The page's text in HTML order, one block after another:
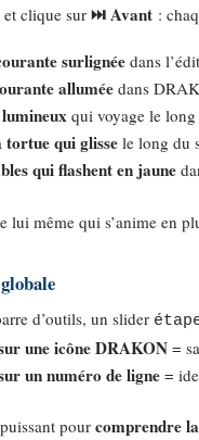
et clique sur⏭ Avant :
surlignéedans
allumée dans
qui voyage le
tortue qui glisse le long du
qui flashent en jaune
lui même qui s’anime en
d’outils, un slider
une icône DRAKON =
un numéro de ligne=
pourcomprendre